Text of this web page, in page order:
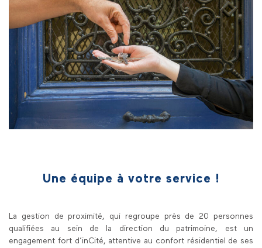
Une équipe à votre service !
La gestion de proximité, qui regroupe près de 20 personnes
qualifiées au sein de la direction du patrimoine, est un
engagement fort d’inCité, attentive au confort résidentiel de ses